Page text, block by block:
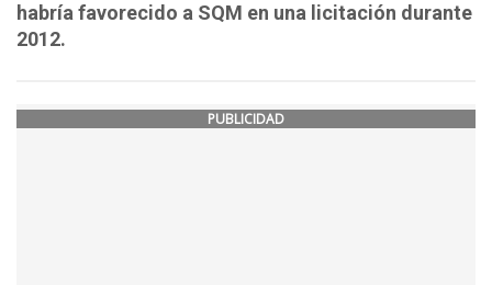
habría favorecido a SQM en una licitación durante
2012.
PUBLICIDAD